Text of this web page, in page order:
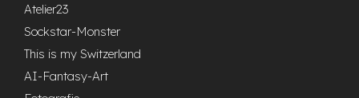
Atelier23
Sockstar-Monster
This is my Switzerland
AI-Fantasy-Art